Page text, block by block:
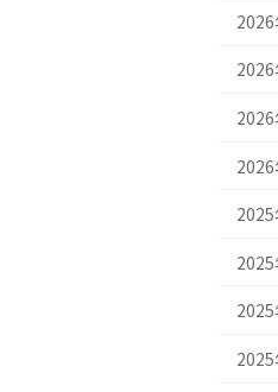
2026
2026
2026
2026
2025